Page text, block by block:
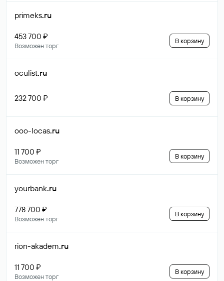
primeks.ru
453 700 ₽
Возможен торг
В корзину
oculist.ru
232 700 ₽ В корзину
ooo-locas.ru
11 700 ₽
Возможен торг
В корзину
yourbank.ru
778 700 ₽
Возможен торг
В корзину
rion-akadem.ru
11 700 ₽
Возможен торг
В корзину